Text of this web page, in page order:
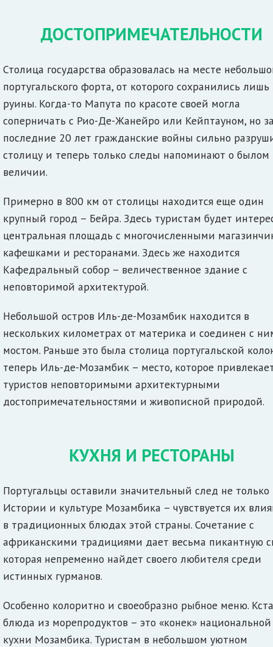
ДОСТОПРИМЕЧАТЕЛЬНОСТИ
Столица государства образовалась на месте
португальского форта, от которого сохранились лишь
руины. Когда-то Мапута по красоте своей могла
соперничать с Рио-Де-Жанейро или Кейптауном, но
последние 20 лет гражданские войны сильно
столицу и теперь только следы напоминают о былом
величии.
Примерно в 800 км от столицы находится еще один
крупный город – Бейра. Здесь туристам будет
центральная площадь с многочисленными
кафешками и ресторанами. Здесь же находится
Кафедральный собор – величественное здание с
неповторимой архитектурой.
Небольшой остров Иль-де-Мозамбик находится в
нескольких километрах от материка и соединен с
мостом. Раньше это была столица португальской
теперь Иль-де-Мозамбик – место, которое
туристов неповторимыми архитектурными
достопримечательностями и живописной природой.
КУХНЯ И РЕСТОРАНЫ
Португальцы оставили значительный след не только
Истории и культуре Мозамбика – чувствуется их
в традиционных блюдах этой страны. Сочетание с
африканскими традициями дает весьма пикантную
которая непременно найдет своего любителя среди
истинных гурманов.
Особенно колоритно и своеобразно рыбное меню.
блюда из морепродуктов – это «конек» национальной
кухни Мозамбика. Туристам в небольшом уютном